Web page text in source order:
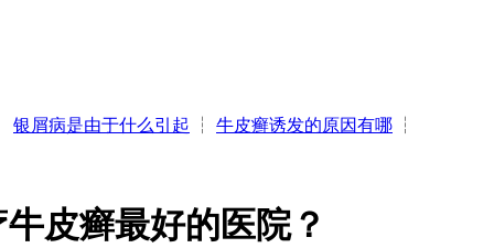
银屑病是由于什么引起 ┆ 牛皮癣诱发的原因有哪 ┆
皮癣最好的医院？